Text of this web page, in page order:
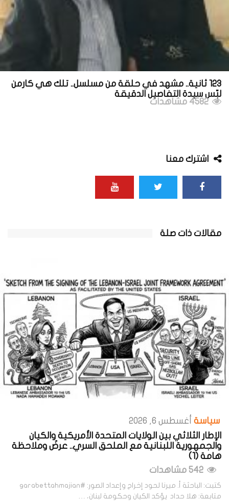
123 ثانية.. مشهد في حلقة من مسلسل.. تلك هي كارمن
لبّس سيدة التفاصيل الدقيقة
4582 مشاهدات
اشترك معنا
مقالات ذات صلة
سياسة أغسطس 6, 2026
الإطار الثلاثي بين الولايات المتحدة الأمريكية والكيان
والجمهورية اللبنانية مع الملحق السري.. عرضٌ وملاحظة
هامة (1)
كتبت: الباحثة أ. ميرنا لحود إخراج وإعداد الصور: #garabettahmajian
متابعة: هلا حداد يؤكد الكيان وحكومة لبنان، …